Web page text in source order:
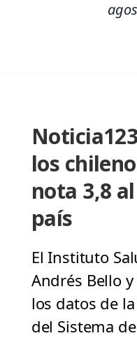
los
nota 3,8
país
El Instituto
Andrés Bello
los datos de
del Sistema